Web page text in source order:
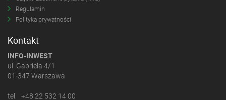
Regulamin
Polityka prywatności
Kontakt
INFO-INWEST
ul. Gabriela 4/1
01-347 Warszawa
tel. +48 22 532 14 00